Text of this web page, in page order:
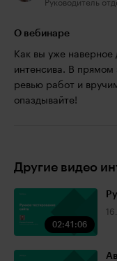
Руководитель
О вебинаре
Как вы уже наверное
интенсива. В прямом
ревью работ и
опаздывайте!
Другие видео
02:41:06